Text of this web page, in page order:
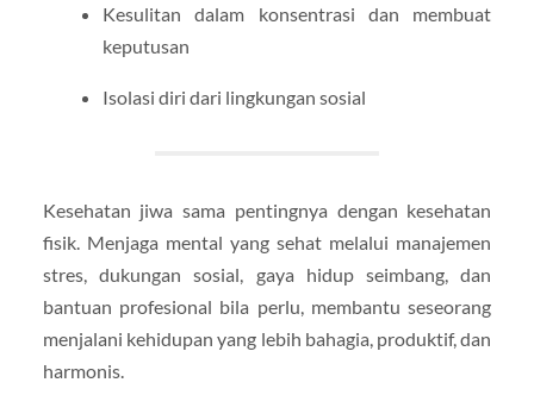
Kesulitan dalam konsentrasi dan membuat
keputusan
Isolasi diri dari lingkungan sosial
Kesehatan jiwa sama pentingnya dengan kesehatan
fisik. Menjaga mental yang sehat melalui manajemen
stres, dukungan sosial, gaya hidup seimbang, dan
bantuan profesional bila perlu, membantu seseorang
menjalani kehidupan yang lebih bahagia, produktif, dan
harmonis.